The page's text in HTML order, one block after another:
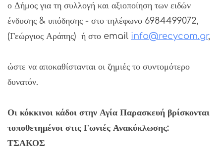
ο Δήμος για τη συλλογή και αξιοποίηση των ειδών
ένδυσης & υπόδησης - στο τηλέφωνο 6984499072,
(Γεώργιος Αράπης) ή στο email info@recycom.gr,
ώστε να αποκαθίστανται οι ζημιές το συντομότερο
δυνατόν.
Οι κόκκινοι κάδοι στην Αγία Παρασκευή βρίσκονται
τοποθετημένοι στις Γωνιές Ανακύκλωσης:
ΤΣΑΚΟΣ